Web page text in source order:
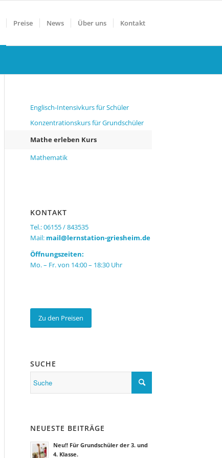
Preise News Über uns Kontakt
Englisch-Intensivkurs für Schüler
Konzentrationskurs für Grundschüler
Mathe erleben Kurs
Mathematik
KONTAKT
Tel.: 06155 / 843535
Mail: mail@lernstation-griesheim.de
Öffnungszeiten:
Mo. – Fr. von 14:00 – 18:30 Uhr
Zu den Preisen
SUCHE
NEUESTE BEITRÄGE
Neu!! Für Grundschüler der 3. und
4. Klasse.